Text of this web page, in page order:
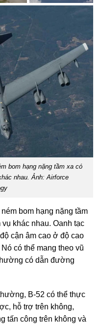
bom hạng nặng tầm xa có
nhau. Ảnh: Airforce
bom hạng nặng tầm
khác nhau. Oanh tạc
cận âm cao ở độ cao
có thể mang theo vũ
có dẫn đường
B-52 có thể thực
hỗ trợ trên không,
tấn công trên không và